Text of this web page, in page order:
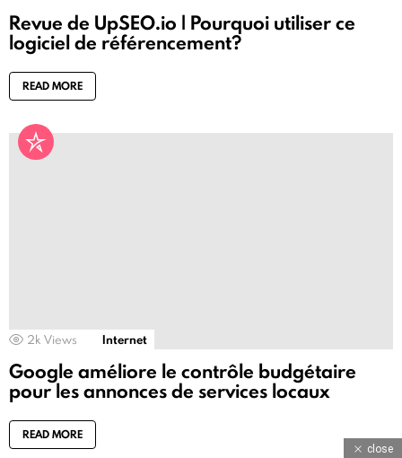
Revue de UpSEO.io | Pourquoi utiliser ce
logiciel de référencement?
READ MORE
2k Views Internet
Google améliore le contrôle budgétaire
pour les annonces de services locaux
READ MORE
close